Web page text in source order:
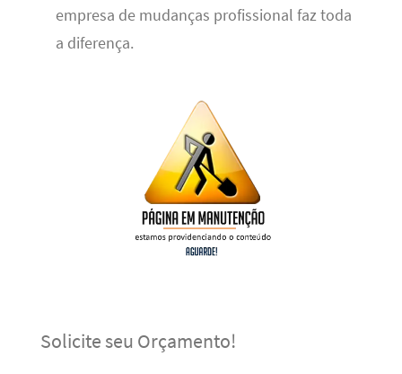
empresa de mudanças profissional faz toda
a diferença.
Solicite seu Orçamento!